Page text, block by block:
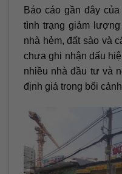
Báo cáo gần đây
tình trạng giảm
nhà hẻm, đất sào và
chưa ghi nhận dấu
nhiều nhà đầu tư và
định giá trong bối